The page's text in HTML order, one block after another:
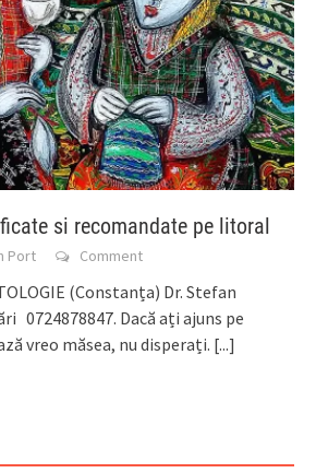
si recomandate pe litoral
Port Comment
(Constanța) Dr. Stefan
0724878847. Dacă ați ajuns pe
vreo măsea, nu disperați. [...]